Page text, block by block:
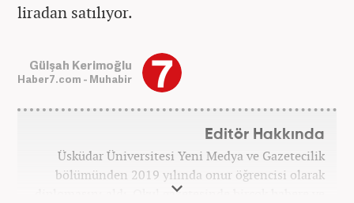
liradan satılıyor.
Gülşah Kerimoğlu
Haber7.com - Muhabir
Editör Hakkında
Üsküdar Üniversitesi Yeni Medya ve Gazetecilik
bölümünden 2019 yılında onur öğrencisi olarak
diplomasını aldı. Okul gazetesinde birçok habere ve